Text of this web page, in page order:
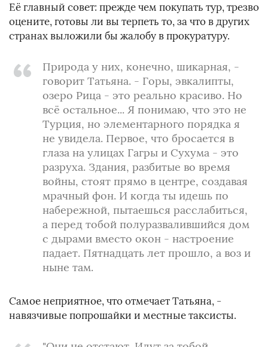
Её главный совет: прежде чем покупать тур, трезво
оцените, готовы ли вы терпеть то, за что в других
странах выложили бы жалобу в прокуратуру.
Природа у них, конечно, шикарная, -
говорит Татьяна. - Горы, эвкалипты,
озеро Рица - это реально красиво. Но
всё остальное... Я понимаю, что это не
Турция, но элементарного порядка я
не увидела. Первое, что бросается в
глаза на улицах Гагры и Сухума - это
разруха. Здания, разбитые во время
войны, стоят прямо в центре, создавая
мрачный фон. И когда ты идешь по
набережной, пытаешься расслабиться,
а перед тобой полуразвалившийся дом
с дырами вместо окон - настроение
падает. Пятнадцать лет прошло, а воз и
ныне там.
Самое неприятное, что отмечает Татьяна, -
навязчивые попрошайки и местные таксисты.